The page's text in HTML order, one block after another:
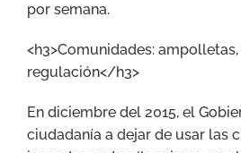
por semana.
<h3>Comunidades:
regulación</h3>
En diciembre del 2015, el
ciudadanía a dejar de usar las